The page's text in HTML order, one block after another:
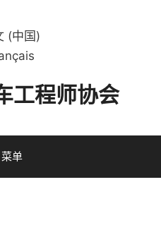
(中国)
工程师协会
菜单